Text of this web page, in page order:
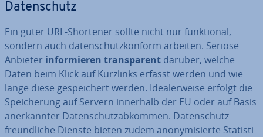
Da­ten­schutz
Ein guter URL-Shortener sollte nicht nur funk­tio­nal,
sondern auch da­ten­schutz­kon­form arbeiten. Seriöse
Anbieter in­for­mie­ren trans­pa­rent darüber, welche
Daten beim Klick auf Kurzlinks erfasst werden und wie
lange diese ge­spei­chert werden. Idea­ler­wei­se erfolgt die
Spei­che­rung auf Servern innerhalb der EU oder auf Basis
an­er­kann­ter Da­ten­schutz­ab­kom­men. Da­ten­schutz­
freund­li­che Dienste bieten zudem an­ony­mi­sier­te Sta­tis­ti­